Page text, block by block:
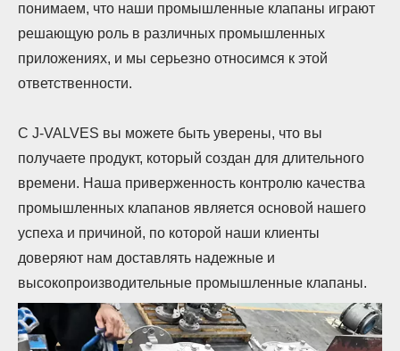
понимаем, что наши промышленные клапаны играют
решающую роль в различных промышленных
приложениях, и мы серьезно относимся к этой
ответственности.
С J-VALVES вы можете быть уверены, что вы
получаете продукт, который создан для длительного
времени. Наша приверженность контролю качества
промышленных клапанов является основой нашего
успеха и причиной, по которой наши клиенты
доверяют нам доставлять надежные и
высокопроизводительные промышленные клапаны.